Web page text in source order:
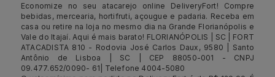
Economize no seu atacarejo online DeliveryFort! Compre
bebidas, mercearia, hortifruti, açougue e padaria. Receba em
casa ou retire na loja no mesmo dia na Grande Florianópolis e
Vale do Itajaí. Aqui é mais barato! FLORIANÓPOLIS | SC | FORT
ATACADISTA 810 - Rodovia José Carlos Daux, 9580 | Santo
Antônio de Lisboa | SC | CEP 88050-001 - CNPJ
09.477.652/0090- 61| Telefone 4004-5080